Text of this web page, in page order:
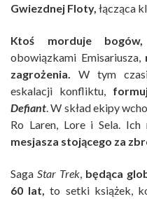
Gwiezdnej Floty, łącząca
Ktoś morduje bogów,
obowiązkami Emisariusza,
zagrożenia.
W tym
eskalacji konfliktu,
Defiant . W skład ekipy
Ro Laren, Lore i Sela. Ich
mesjasza stojącego za
Saga Star Trek będąca
60 lat,
to setki książek,